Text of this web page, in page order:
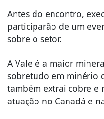
Antes do encontro,
participarão de um
sobre o setor.
A Vale é a maior
sobretudo em minério
também extrai cobre e
atuação no Canadá e